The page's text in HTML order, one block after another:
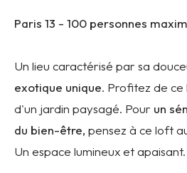
Paris 13 - 100 personnes
Un lieu caractérisé par sa
exotique unique. Profitez de
d'un jardin paysagé. Pour un
du bien-être, pensez à ce loft
Un espace lumineux et apaisant.